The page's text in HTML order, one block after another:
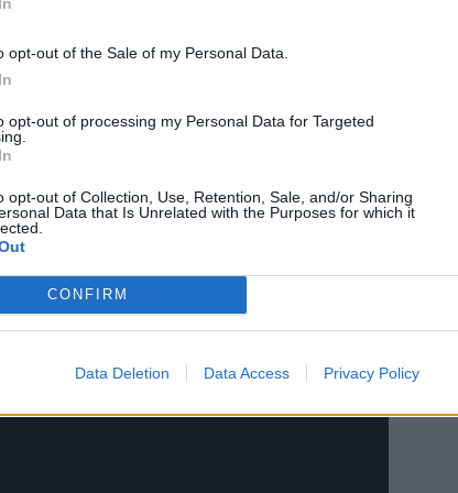
opt-out of the Sale of my Personal Data.
opt-out of processing my Personal Data for Targeted
opt-out of Collection, Use, Retention, Sale, and/or Sharing
Data that Is Unrelated with the Purposes for which it
CONFIRM
Data Deletion Data Access Privacy Policy
una cobertura crujiente que será un placer para los
fiestas navideñas.
15 minutos antes de servirlos, el tiempo necesario
ami canal de youtube.